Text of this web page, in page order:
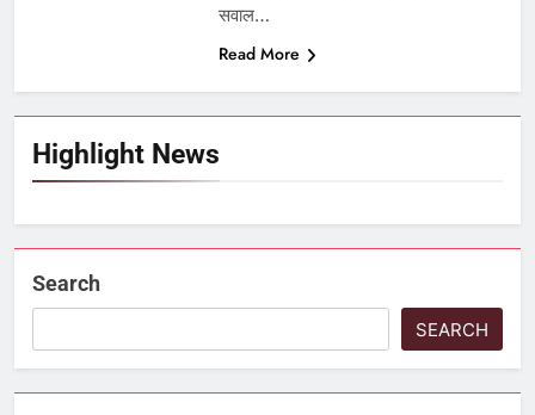
Highlight News
सवाल…
Read More
Search
SEARCH